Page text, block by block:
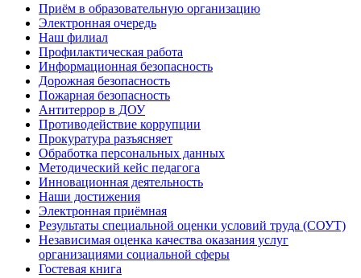
Приём в образовательную организацию
Электронная очередь
Наш филиал
Профилактическая работа
Информационная безопасность
Дорожная безопасность
Пожарная безопасность
Антитеррор в ДОУ
Противодействие коррупции
Прокуратура разъясняет
Обработка персональных данных
Методический кейс педагога
Инновационная деятельность
Наши достижения
Электронная приёмная
Результаты специальной оценки условий труда (СОУТ)
Независимая оценка качества оказания услуг
организациями социальной сферы
Гостевая книга